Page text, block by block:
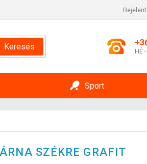
Keresés HÉ
Sport
SZÉKRE GRAFIT